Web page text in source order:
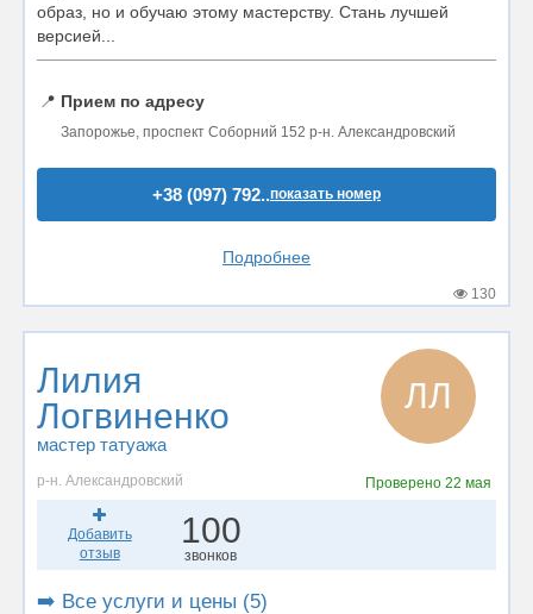
образ, но и обучаю этому мастерству. Стань лучшей
версией...
📍 Прием по адресу
Запорожье, проспект Соборний 152 р-н. Александровский
+38 (097) 792..показать номер
Подробнее
130
Лилия
Логвиненко
мастер татуажа
ЛЛ
р-н. Александровский Проверено22 мая
Добавить
отзыв
100
звонков
➡️ Все услуги и цены (5)